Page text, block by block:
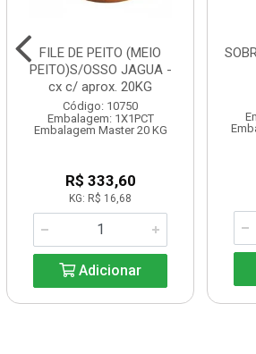
FILE DE PEITO (MEIO
PEITO)S/OSSO JAGUA -
cx c/ aprox. 20KG
Código: 10750
Embalagem: 1X1PCT
Embalagem Master 20 KG
R$ 333,60
KG: R$ 16,68
Adicionar